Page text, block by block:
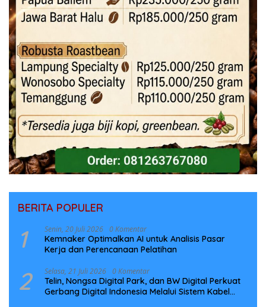
BERITA POPULER
1 Senin, 20 Juli 2026 0 Komentar
Kemnaker Optimalkan AI untuk Analisis Pasar
Kerja dan Perencanaan Pelatihan
2 Selasa, 21 Juli 2026 0 Komentar
Telin, Nongsa Digital Park, dan BW Digital Perkuat
Gerbang Digital Indonesia Melalui Sistem Kabel